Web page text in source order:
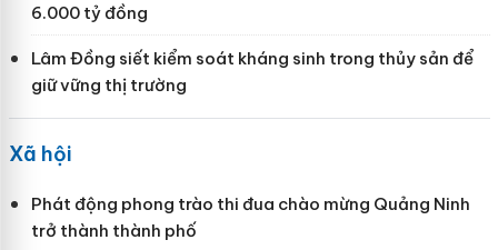
6.000 tỷ đồng
Lâm Đồng siết kiểm soát kháng sinh trong thủy sản để
giữ vững thị trường
Xã hội
Phát động phong trào thi đua chào mừng Quảng Ninh
trở thành thành phố